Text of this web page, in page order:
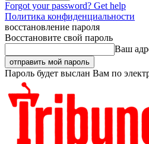
Forgot your password? Get help
Политика конфиденциальности
восстановление пароля
Восстановите свой пароль
Ваш
Пароль будет выслан Вам по